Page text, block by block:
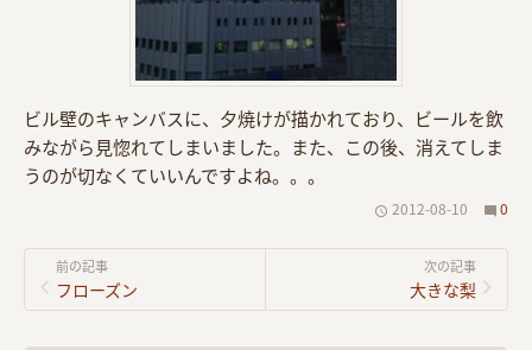
ビル壁のキャンバスに、夕焼けが描かれており、ビールを飲
みながら見惚れてしまいました。また、この後、消えてしま
うのが切なくていいんですよね。。。
2012-08-10 0
前の記事
フローズン
次の記事
大きな梨